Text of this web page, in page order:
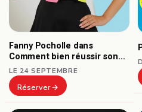
Fanny Pocholle dans
Comment bien réussir son
burn-out ?
LE 24 SEPTEMBRE
Réserver